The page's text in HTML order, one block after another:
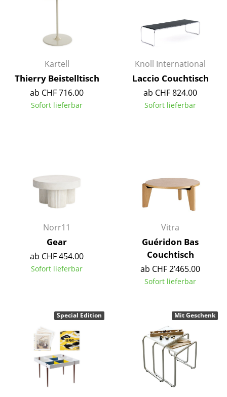
Kinderbetten
... alle Betten
Accessoires
Vasen
Tabletts
Büroutensilien
Aufbewahrungsboxen
Decken
... alle Accessoires
Räume
Kartell
Thierry Beistelltisch
ab CHF 716.00
Sofort lieferbar
Knoll International
Laccio Couchtisch
ab CHF 824.00
Sofort lieferbar
Norr11
Gear
ab CHF 454.00
Sofort lieferbar
Vitra
Guéridon Bas
Couchtisch
ab CHF 2’465.00
Sofort lieferbar
Special Edition Mit Geschenk